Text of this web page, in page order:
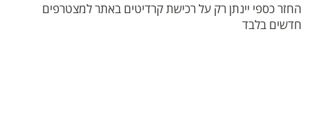
החזר כספי יינתן רק על רכישת קרדיטים באתר למצטרפים
חדשים בלבד